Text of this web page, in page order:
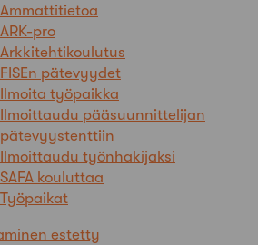
Ammattitietoa
ARK-pro
Arkkitehtikoulutus
FISEn pätevyydet
Ilmoita työpaikka
Ilmoittaudu pääsuunnittelijan
pätevyystenttiin
Ilmoittaudu työnhakijaksi
SAFA kouluttaa
Työpaikat
estetty